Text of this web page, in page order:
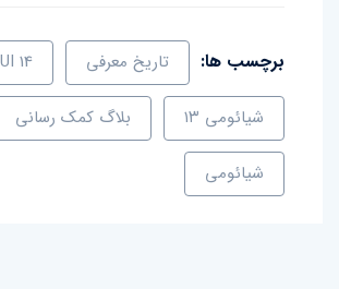
برچسب ها: تاریخ معرفی 14
شیائومی ۱۳ بلاگ کمک رسانی
شیائومی